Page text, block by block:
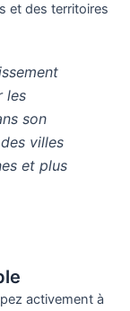
et des territoires
les
son
villes
et plus
activement à